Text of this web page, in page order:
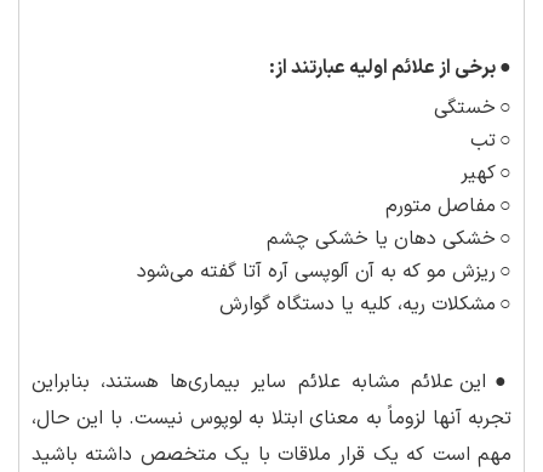
●برخی از علائم اولیه عبارتند از:
○ خستگی
○تب
○کهیر
○ مفاصل متورم
○ خشکی دهان یا خشکی چشم
○ ریزش مو که به آن آلوپسی آره آتا گفته می‌شود
○ مشکلات ریه، کلیه یا دستگاه گوارش
● این علائم مشابه علائم سایر بیماری‌ها هستند، بنابراین
تجربه آنها لزوماً به معنای ابتلا به لوپوس نیست. با این حال،
مهم است که یک قرار ملاقات با یک متخصص داشته باشید